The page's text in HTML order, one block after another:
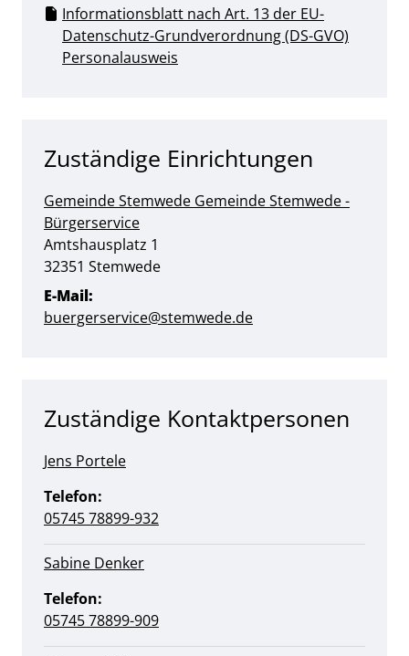
Informationsblatt nach Art. 13 der EU-
Datenschutz-Grundverordnung (DS-GVO)
Personalausweis
Zuständige Einrichtungen
Gemeinde Stemwede Gemeinde Stemwede -
Bürgerservice
Straße:
Amtshausplatz Hausnummer:
1
PLZ:
32351 Ort:
Stemwede
E-Mail:
buergerservice@stemwede.de
Zuständige Kontaktpersonen
Jens Portele
Telefon:
05745 78899-932
Sabine Denker
Telefon:
05745 78899-909